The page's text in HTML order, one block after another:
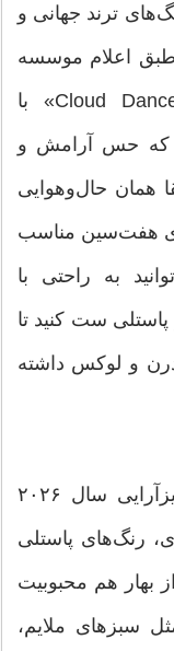
اساس رنگ‌های ترند جهانی و
کنید. طبق اعلام موسسه
رنگ جهانی، رنگ سال 2026 «Cloud Dancer» با
که حس آرامش و
همان حال‌وهوایی
هفت‌سین مناسب
به راحتی با
ست کنید تا
و لوکس داشته
البته ترندهای دکوراسیون و سبک میزآرایی سال ۲۰۲۶
رنگ‌های پاستلی
بهار هم محبوبیت
سبزهای ملایم،